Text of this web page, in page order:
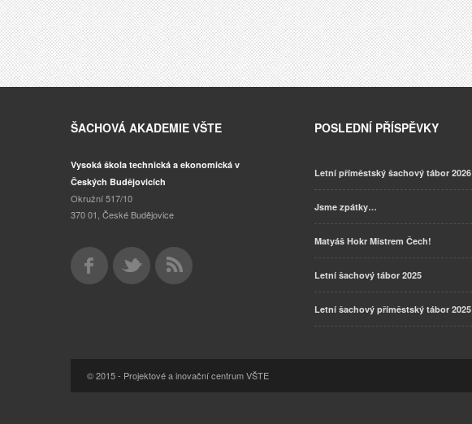
ŠACHOVÁ AKADEMIE VŠTE
Vysoká škola technická a ekonomická v
Českých Budějovicích
Okružní 517/10
370 01, České Budějovice
POSLEDNÍ PŘÍSPĚVKY
Letní příměstský šachový tábor 2026
Jsme zpátky…
Matyáš Hokr Mistrem Čech!
Letní šachový tábor 2025
Letní šachový příměstský tábor 2025
© 2015 - Projektové a inovační centrum VŠTE